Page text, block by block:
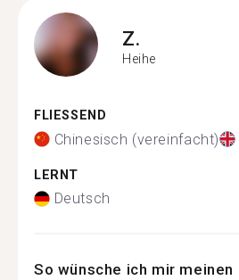
Z.
Heihe
FLIESSEND
Chinesisch (vereinfacht)
LERNT
Deutsch
So wünsche ich mir meinen